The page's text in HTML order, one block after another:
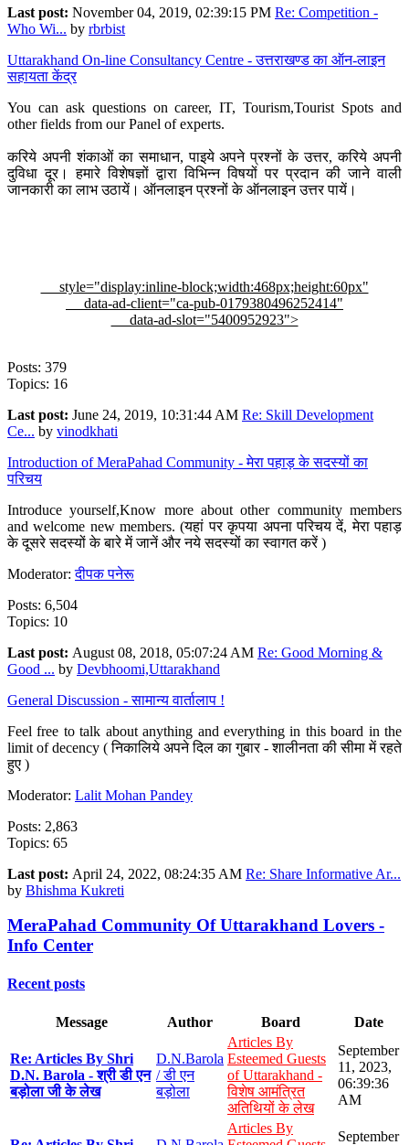
Last post: November 04, 2019, 02:39:15 PM Re: Competition -
Who Wi... by rbrbist
Uttarakhand On-line Consultancy Centre - उत्तराखण्ड का ऑन-लाइन
सहायता केंद्र
You can ask questions on career, IT, Tourism,Tourist Spots and
other fields from our Panel of experts.
करिये अपनी शंकाओं का समाधान, पाइये अपने प्रश्नों के उत्तर, करिये अपनी
दुविधा दूर। हमारे विशेषज्ञों द्वारा विभिन्न विषयों पर प्रदान की जाने वाली
जानकारी का लाभ उठायें। ऑनलाइन प्रश्नों के ऑनलाइन उत्तर पायें।
style="display:inline-block;width:468px;height:60px"
data-ad-client="ca-pub-0179380496252414"
data-ad-slot="5400952923">
Posts: 379
Topics: 16
Last post: June 24, 2019, 10:31:44 AM Re: Skill Development
Ce... by vinodkhati
Introduction of MeraPahad Community - मेरा पहाड़ के सदस्यों का
परिचय
Introduce yourself,Know more about other community members
and welcome new members. (यहां पर कृपया अपना परिचय दें, मेरा पहाड़
के दूसरे सदस्यों के बारे में जानें और नये सदस्यों का स्वागत करें )
Moderator:दीपक पनेरू
Posts: 6,504
Topics: 10
Last post: August 08, 2018, 05:07:24 AM Re: Good Morning &
Good ... by Devbhoomi,Uttarakhand
General Discussion - सामान्य वार्तालाप !
Feel free to talk about anything and everything in this board in the
limit of decency ( निकालिये अपने दिल का गुबार - शालीनता की सीमा में रहते
हुए )
Moderator: Lalit Mohan Pandey
Posts: 2,863
Topics: 65
Last post: April 24, 2022, 08:24:35 AM Re: Share Informative Ar...
by Bhishma Kukreti
MeraPahad Community Of Uttarakhand Lovers -
Info Center
Recent posts
Message Author Board Date
Re: Articles By Shri
D.N. Barola - श्री डी एन
बड़ोला जी के लेख
D.N.Barola
/ डी एन
बड़ोला
Articles By
Esteemed Guests
of Uttarakhand -
विशेष आमंत्रित
अतिथियों के लेख
September
11, 2023,
06:39:36
AM
Articles By
September